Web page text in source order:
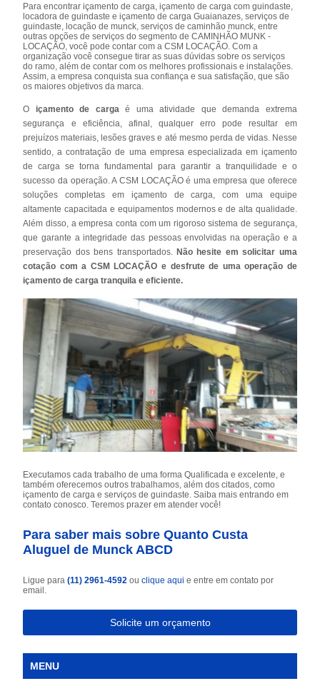
Para encontrar içamento de carga, içamento de carga com guindaste,
locadora de guindaste e içamento de carga Guaianazes, serviços de
guindaste, locação de munck, serviços de caminhão munck, entre
outras opções de serviços do segmento de CAMINHÃO MUNK -
LOCAÇÃO, você pode contar com a CSM LOCAÇÃO. Com a
organização você consegue tirar as suas dúvidas sobre os serviços
do ramo, além de contar com os melhores profissionais e instalações.
Assim, a empresa conquista sua confiança e sua satisfação, que são
os maiores objetivos da marca.
O içamento de carga é uma atividade que demanda extrema
segurança e eficiência, afinal, qualquer erro pode resultar em
prejuízos materiais, lesões graves e até mesmo perda de vidas. Nesse
sentido, a contratação de uma empresa especializada em içamento
de carga se torna fundamental para garantir a tranquilidade e o
sucesso da operação. A CSM LOCAÇÃO é uma empresa que oferece
soluções completas em içamento de carga, com uma equipe
altamente capacitada e equipamentos modernos e de alta qualidade.
Além disso, a empresa conta com um rigoroso sistema de segurança,
que garante a integridade das pessoas envolvidas na operação e a
preservação dos bens transportados. Não hesite em solicitar uma
cotação com a CSM LOCAÇÃO e desfrute de uma operação de
içamento de carga tranquila e eficiente.
Executamos cada trabalho de uma forma Qualificada e excelente, e
também oferecemos outros trabalhamos, além dos citados, como
içamento de carga e serviços de guindaste. Saiba mais entrando em
contato conosco. Teremos prazer em atender você!
Para saber mais sobre Quanto Custa
Aluguel de Munck ABCD
Ligue para(11) 2961-4592ouclique aqui e entre em contato por
email.
Solicite um orçamento
MENU